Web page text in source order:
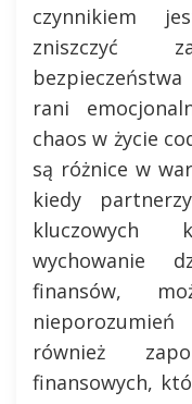
czynnikiem
zniszczyć
rani
chaos w życie
są różnice w
kiedy
kluczowych
wychowanie
finansów,
również
finansowych,